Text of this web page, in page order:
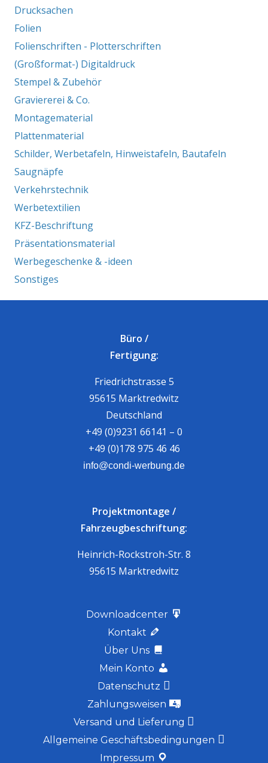
Drucksachen
Folien
Folienschriften - Plotterschriften
(Großformat-) Digitaldruck
Stempel & Zubehör
Graviererei & Co.
Montagematerial
Plattenmaterial
Schilder, Werbetafeln, Hinweistafeln, Bautafeln
Saugnäpfe
Verkehrstechnik
Werbetextilien
KFZ-Beschriftung
Präsentationsmaterial
Werbegeschenke & -ideen
Sonstiges
Büro /
Fertigung:
Friedrichstrasse 5
95615 Marktredwitz
Deutschland
+49 (0)9231 66141 – 0
+49 (0)178 975 46 46
info@condi-werbung.de
Projektmontage /
Fahrzeugbeschriftung:
Heinrich-Rockstroh-Str. 8
95615 Marktredwitz
Downloadcenter
Kontakt
Über Uns
Mein Konto
Datenschutz
Zahlungsweisen
Versand und Lieferung
Allgemeine Geschäftsbedingungen
Impressum